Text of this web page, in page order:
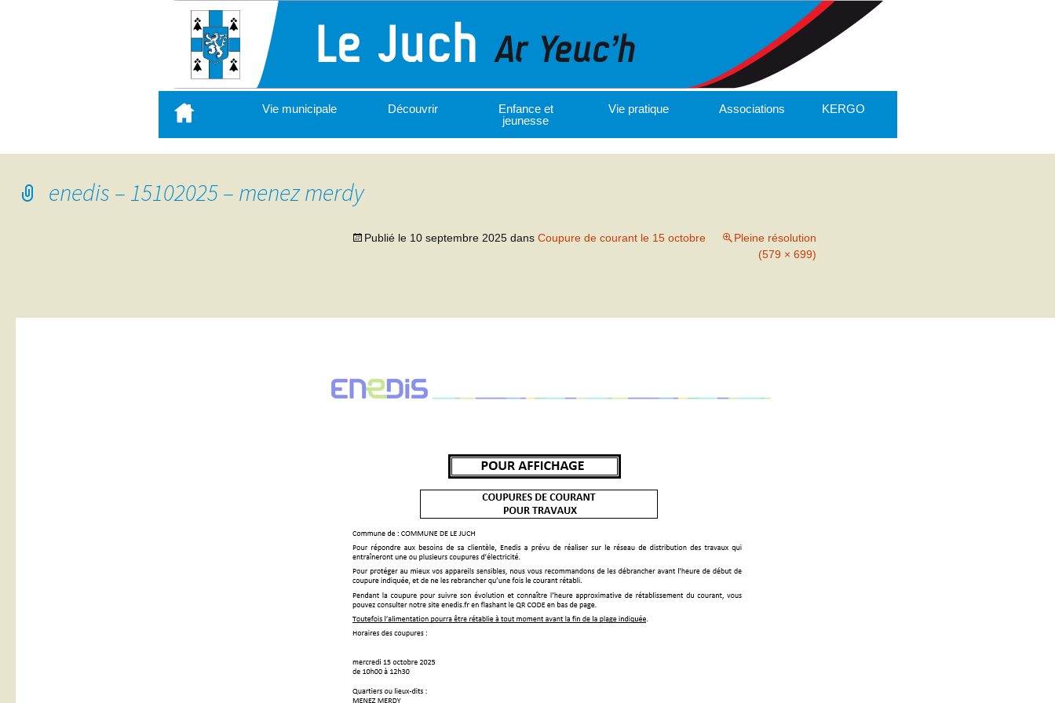
contenu
principal
Vie municipale Découvrir
Enfance et
jeunesse
Vie pratique Associations KERGO
enedis – 15102025 – menez merdy
Publié le 10 septembre 2025 dans Coupure de courant le 15 octobre
Pleine résolution
(579 × 699)